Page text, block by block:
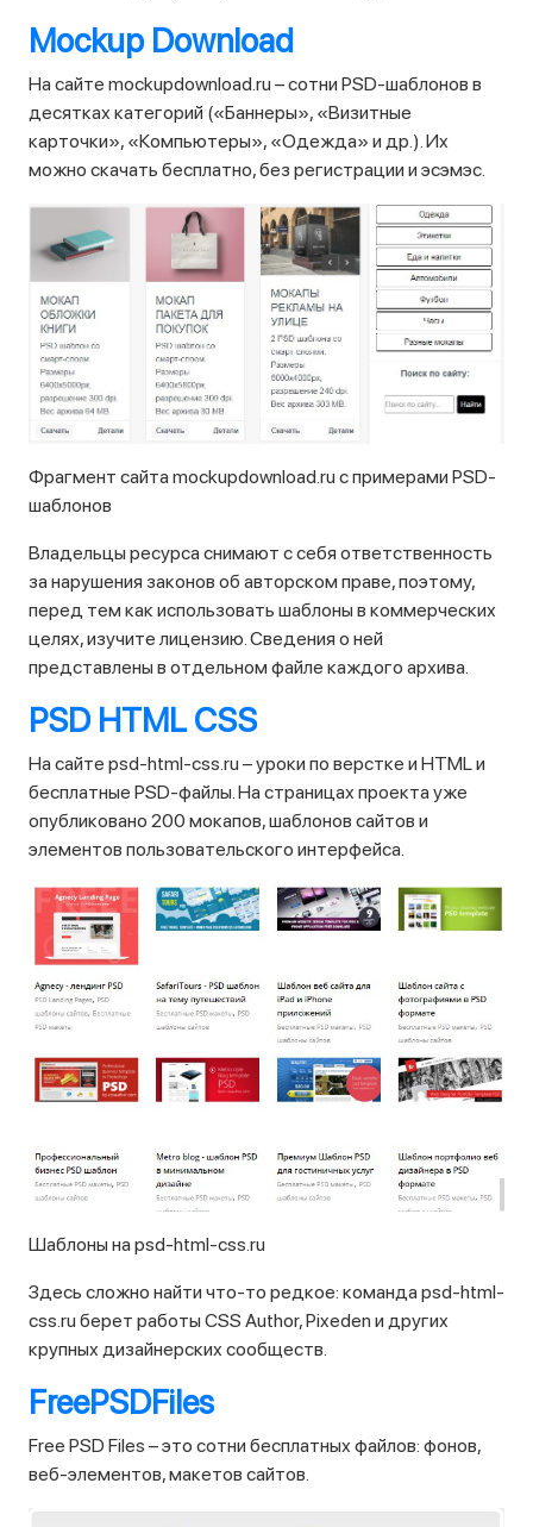
Mockup Download
На сайте mockupdownload.ru – сотни PSD-шаблонов в
десятках категорий («Баннеры», «Визитные
карточки», «Компьютеры», «Одежда» и др.). Их
можно скачать бесплатно, без регистрации и эсэмэс.
Фрагмент сайта mockupdownload.ru с примерами PSD-
шаблонов
Владельцы ресурса снимают с себя ответственность
за нарушения законов об авторском праве, поэтому,
перед тем как использовать шаблоны в коммерческих
целях, изучите лицензию. Сведения о ней
представлены в отдельном файле каждого архива.
PSD HTML CSS
На сайте psd-html-css.ru – уроки по верстке и HTML и
бесплатные PSD-файлы. На страницах проекта уже
опубликовано 200 мокапов, шаблонов сайтов и
элементов пользовательского интерфейса.
Шаблоны на psd-html-css.ru
Здесь сложно найти что-то редкое: команда psd-html-
css.ru берет работы CSS Author, Pixeden и других
крупных дизайнерских сообществ.
FreePSDFiles
Free PSD Files – это сотни бесплатных файлов: фонов,
веб-элементов, макетов сайтов.